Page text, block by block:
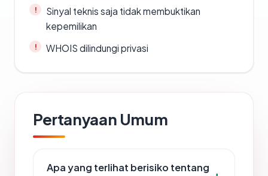
Sinyal teknis saja tidak membuktikan
kepemilikan
WHOIS dilindungi privasi
Pertanyaan Umum
Apa yang terlihat berisiko tentang